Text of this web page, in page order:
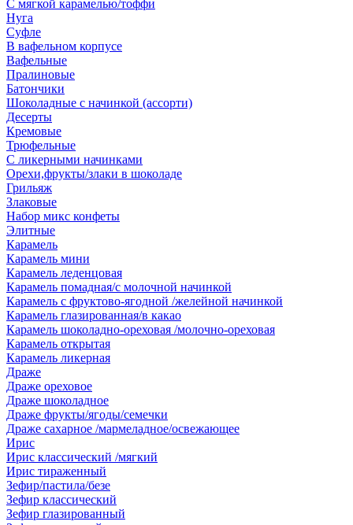
С мягкой карамелью/тоффи
Нуга
Суфле
В вафельном корпусе
Вафельные
Пралиновые
Батончики
Шоколадные с начинкой (ассорти)
Десерты
Кремовые
Трюфельные
С ликерными начинками
Орехи,фрукты/злаки в шоколаде
Грильяж
Злаковые
Набор микс конфеты
Элитные
Карамель
Карамель мини
Карамель леденцовая
Карамель помадная/с молочной начинкой
Карамель с фруктово-ягодной /желейной начинкой
Карамель глазированная/в какао
Карамель шоколадно-ореховая /молочно-ореховая
Карамель открытая
Карамель ликерная
Драже
Драже ореховое
Драже шоколадное
Драже фрукты/ягоды/семечки
Драже сахарное /мармеладное/освежающее
Ирис
Ирис классический /мягкий
Ирис тираженный
Зефир/пастила/безе
Зефир классический
Зефир глазированный